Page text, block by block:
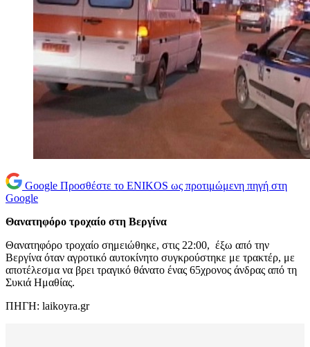
Google Προσθέστε το ENIKOS ως προτιμώμενη πηγή στη
Google
Θανατηφόρο τροχαίο στη Βεργίνα
Θανατηφόρο τροχαίο σημειώθηκε, στις 22:00, έξω από την
Βεργίνα όταν αγροτικό αυτοκίνητο συγκρούστηκε με τρακτέρ, με
αποτέλεσμα να βρει τραγικό θάνατο ένας 65χρονος άνδρας από τη
Συκιά Ημαθίας.
ΠΗΓΗ: laikoyra.gr